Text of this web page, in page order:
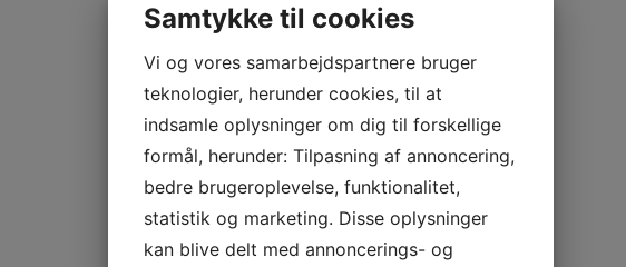
Samtykke til cookies
Vi og vores samarbejdspartnere bruger
teknologier, herunder cookies, til at
indsamle oplysninger om dig til forskellige
formål, herunder: Tilpasning af annoncering,
bedre brugeroplevelse, funktionalitet,
statistik og marketing. Disse oplysninger
kan blive delt med annoncerings- og